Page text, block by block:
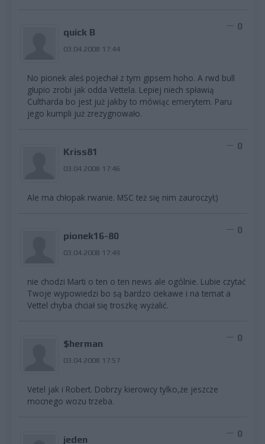
quick B
03.04.2008 17:44
0
No pionek aleś pojechał z tym gipsem hoho. A rwd bull
głupio zrobi jak odda Vettela. Lepiej niech spławią
Cultharda bo jest już jakby to mówiąc emerytem. Paru
jego kumpli już zrezygnowało.
Kriss81
03.04.2008 17:46
0
Ale ma chłopak rwanie. MSC też się nim zauroczył;)
pionek16-80
03.04.2008 17:49
0
nie chodzi Marti o ten o ten news ale ogólnie. Lubie czytać
Twoje wypowiedzi bo są bardzo ciekawe i na temat a
Vettel chyba chciał się troszkę wyżalić.
$herman
03.04.2008 17:57
0
Vetel jak i Robert. Dobrzy kierowcy tylko,że jeszcze
mocnego wozu trzeba.
jeden
0